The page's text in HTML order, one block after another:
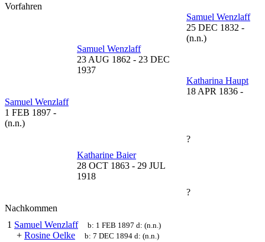
Vorfahren
Samuel Wenzlaff
25 DEC 1832 -
(n.n.)
Samuel Wenzlaff
23 AUG 1862 - 23 DEC
1937
Katharina Haupt
18 APR 1836 -
Samuel Wenzlaff
1 FEB 1897 -
(n.n.)
?
Katharine Baier
28 OCT 1863 - 29 JUL
1918
?
Nachkommen
1 Samuel Wenzlaff b: 1 FEB 1897 d:(n.n.)
+ Rosine Oelke b:7 DEC 1894 d:(n.n.)